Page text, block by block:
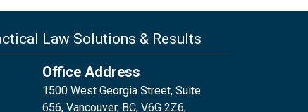
Law Solutions & Results
Office Address
1500 West Georgia Street, Suite
656, Vancouver, BC, V6G 2Z6,